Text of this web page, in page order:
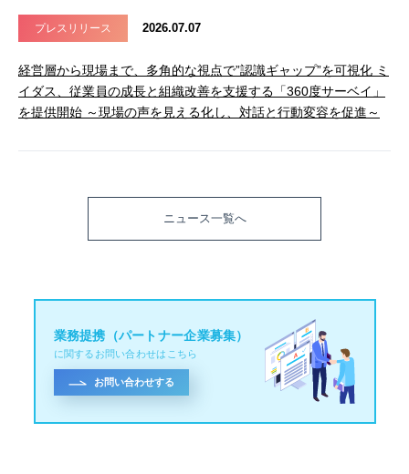
プレスリリース 2026.07.07
経営層から現場まで、多角的な視点で”認識ギャップ”を可視化 ミ
イダス、従業員の成長と組織改善を支援する「360度サーベイ」
を提供開始 ～現場の声を見える化し、対話と行動変容を促進～
ニュース一覧へ
業務提携（パートナー企業募集）
に関するお問い合わせはこちら
お問い合わせする